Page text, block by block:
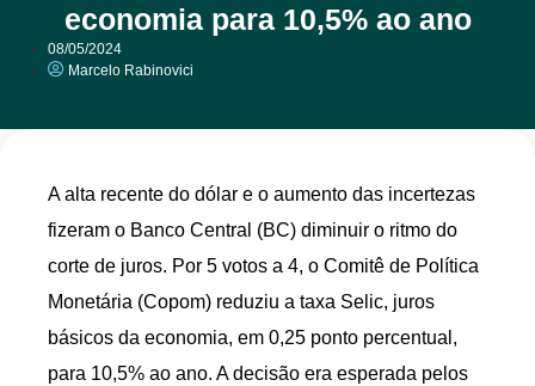
economia para 10,5% ao ano
08/05/2024
Marcelo Rabinovici
A alta recente do dólar e o aumento das incertezas
fizeram o Banco Central (BC) diminuir o ritmo do
corte de juros. Por 5 votos a 4, o Comitê de Política
Monetária (Copom) reduziu a taxa Selic, juros
básicos da economia, em 0,25 ponto percentual,
para 10,5% ao ano. A decisão era esperada pelos